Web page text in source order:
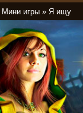
Мини игры » Я ищу